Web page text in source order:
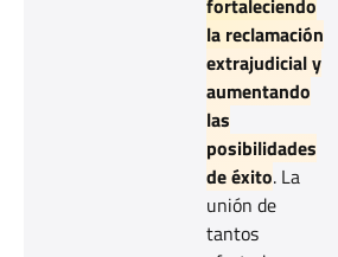
fortaleciendo
la reclamación
extrajudicial y
aumentando
las
posibilidades
de éxito. La
unión de
tantos